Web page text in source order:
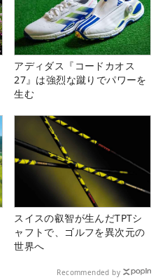
アディダス『コードカオス
27』は強烈な蹴りでパワーを
生む
スイスの叡智が生んだTPTシ
ャフトで、ゴルフを異次元の
世界へ
Recommended by